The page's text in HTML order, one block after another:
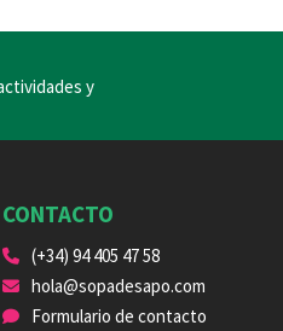
y
CONTACTO
(+34) 94 405 47 58
hola@sopadesapo.com
Formulario de contacto